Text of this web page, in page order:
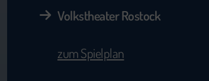
Volkstheater Rostock
zum Spielplan